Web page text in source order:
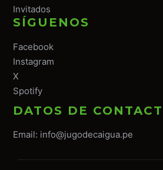
Invitados
SÍGUENOS
Facebook
Instagram
X
Spotify
DATOS DE
Email: info@jugodecaigua.pe